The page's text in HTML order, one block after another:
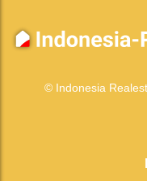
© Indonesia